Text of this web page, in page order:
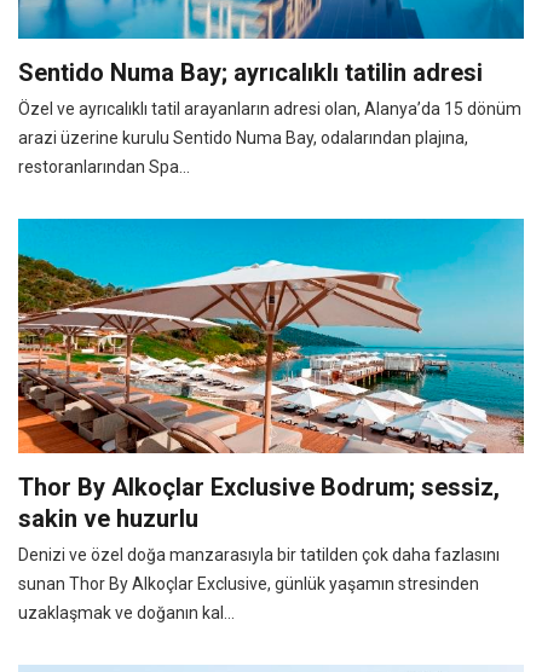
Sentido Numa Bay; ayrıcalıklı tatilin adresi
Özel ve ayrıcalıklı tatil arayanların adresi olan, Alanya’da 15 dönüm
arazi üzerine kurulu Sentido Numa Bay, odalarından plajına,
restoranlarından Spa...
Thor By Alkoçlar Exclusive Bodrum; sessiz,
sakin ve huzurlu
Denizi ve özel doğa manzarasıyla bir tatilden çok daha fazlasını
sunan Thor By Alkoçlar Exclusive, günlük yaşamın stresinden
uzaklaşmak ve doğanın kal...